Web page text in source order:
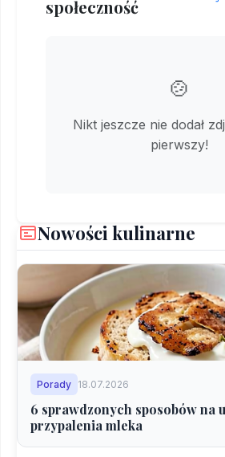
społeczność
🍲
Nikt jeszcze nie dodał
pierwszy!
Nowości kulinarne
Porady 18.07.2026
6 sprawdzonych sposobów na
przypalenia mleka